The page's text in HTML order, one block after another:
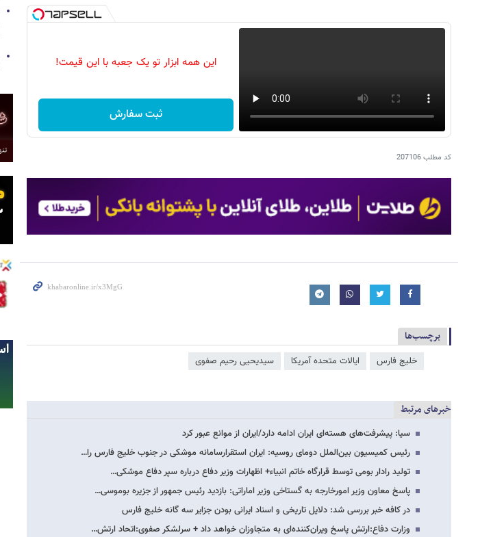
این همه ابزار تو یک جعبه با این قیمت!
ثبت سفارش
کد مطلب207106
برچسب‌ها
خلیج فارس ایالات متحده آمریکا سیدیحیی رحیم‌ صفوی
خبرهای مرتبط
سیا: پیشرفت‌های هسته‌ای ایران ادامه دارد/ایران از موانع عبور کرد
رئیس کمیسیون بین‌الملل دومای روسیه: ایران استقرارسامانه موشکی در جنوب خلیج فارس را…
تولید رادار بومی توسط قرارگاه خاتم انبیاء+ اظهارات وزیر دفاع درباره سپر دفاع موشکی…
پاسخ معاون وزیر امورخارجه به گستاخی وزیر اماراتی: بازدید رئیس جمهور از جزیره بوموسی…
در کافه خبر بررسی شد: دلایل تاریخی و اسناد ایرانی بودن جزایر سه گانه خلیج فارس
وزارت دفاع:ارتش پاسخ ویران‌کننده‌ای به متجاوزان خواهد داد + سرلشکر صفوی:اتحاد ارتش…